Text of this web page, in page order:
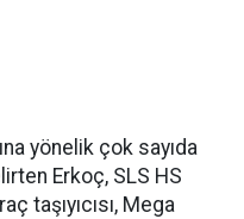
yönelik çok sayıda
Erkoç, SLS HS
taşıyıcısı, Mega